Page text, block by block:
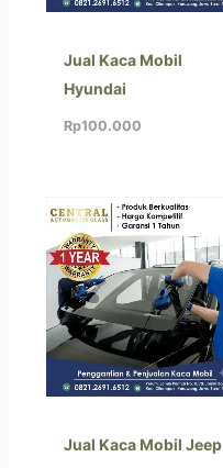
Jual Kaca Mobil
Hyundai
Rp100.000
Jual Kaca Mobil Jeep